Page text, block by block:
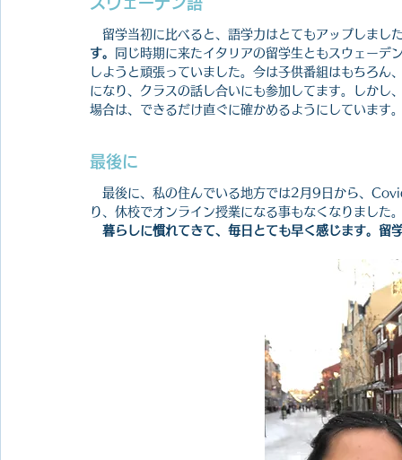
留学当初に比べると、語学力はとてもアップしまし
す。
同じ時期に来たイタリアの留学生ともスウェーデ
しようと頑張っていました。今は子供番組はもちろん
になり、クラスの話し合いにも参加してます。しかし
場合は、できるだけ直ぐに確かめるようにしています
最後に
最後に、私の住んでいる地方では2月9日から、
り、休校でオンライン授業になる事もなくなりました
暮らしに慣れてきて、毎日とても早く感じます。留